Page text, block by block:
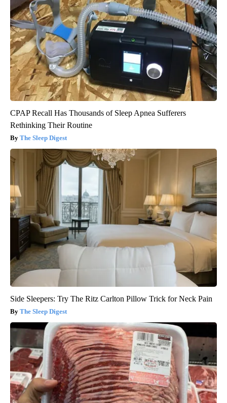
CPAP Recall Has Thousands of Sleep Apnea Sufferers
Rethinking Their Routine
The Sleep Digest
Side Sleepers: Try The Ritz Carlton Pillow Trick for Neck Pain
The Sleep Digest